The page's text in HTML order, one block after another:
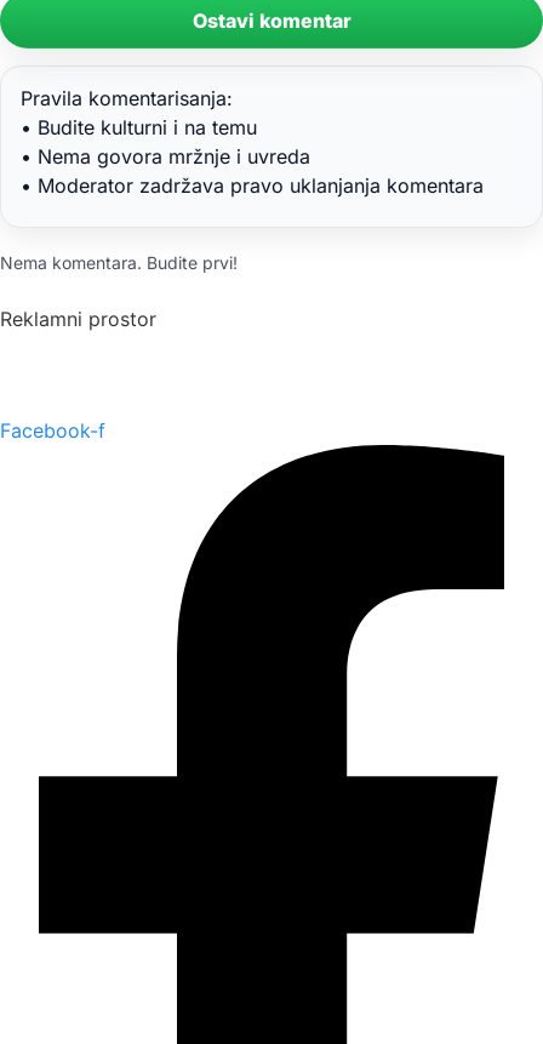
Ostavi komentar
Pravila komentarisanja:
• Budite kulturni i na temu
• Nema govora mržnje i uvreda
• Moderator zadržava pravo uklanjanja komentara
Nema komentara. Budite prvi!
Reklamni prostor
Facebook-f